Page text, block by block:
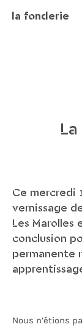
la fonderie
Ce mercredi
vernissage
Les Marolles
conclusion
permanente
Nous n’étions